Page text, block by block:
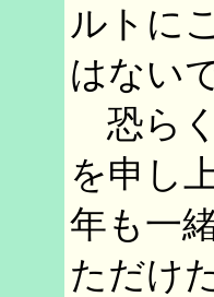
ルトに
はない
恐ら
を申し
年も一
ただけ